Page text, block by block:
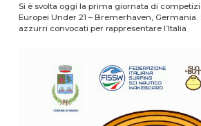
Si è svolta oggi la prima giornata di
Europei Under 21 – Bremerhaven,
azzurri convocati per rappresentare l’Italia